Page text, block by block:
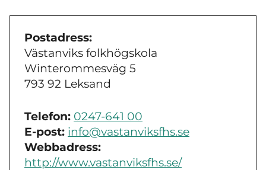
Postadress:
Västanviks folkhögskola
Winterommesväg 5
793 92 Leksand
Telefon: 0247-641 00
E-post: info@vastanviksfhs.se
Webbadress:
http://www.vastanviksfhs.se/